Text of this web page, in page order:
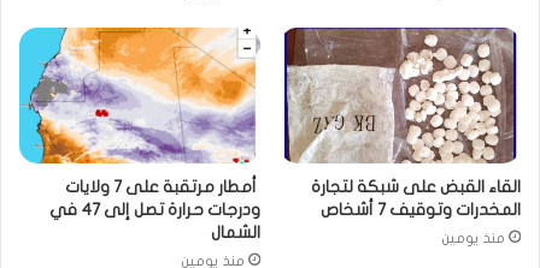
القاء القبض على شبكة لتجارة
المخدرات وتوقيف 7 أشخاص
منذ يومين
أمطار مرتقبة على 7 ولايات
ودرجات حرارة تصل إلى 47 في
الشمال
منذ يومين